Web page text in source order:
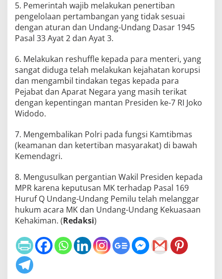
5. Pemerintah wajib melakukan penertiban
pengelolaan pertambangan yang tidak sesuai
dengan aturan dan Undang-Undang Dasar 1945
Pasal 33 Ayat 2 dan Ayat 3.
6. Melakukan reshuffle kepada para menteri, yang
sangat diduga telah melakukan kejahatan korupsi
dan mengambil tindakan tegas kepada para
Pejabat dan Aparat Negara yang masih terikat
dengan kepentingan mantan Presiden ke-7 RI Joko
Widodo.
7. Mengembalikan Polri pada fungsi Kamtibmas
(keamanan dan ketertiban masyarakat) di bawah
Kemendagri.
8. Mengusulkan pergantian Wakil Presiden kepada
MPR karena keputusan MK terhadap Pasal 169
Huruf Q Undang-Undang Pemilu telah melanggar
hukum acara MK dan Undang-Undang Kekuasaan
Kehakiman. (Redaksi)